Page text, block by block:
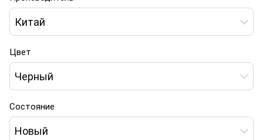
Китай
Цвет
Черный
Состояние
Новый